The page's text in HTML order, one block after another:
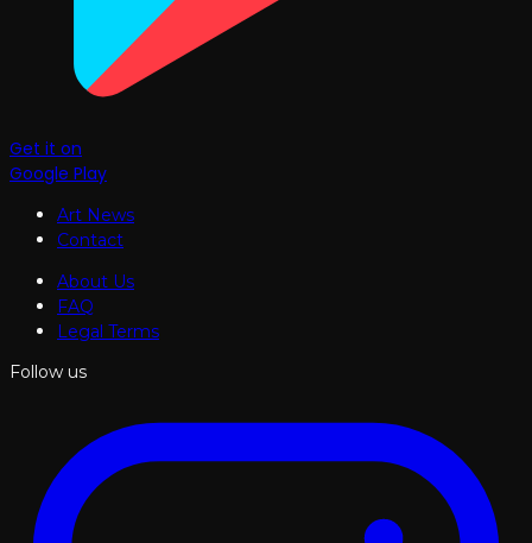
Get it on
Google Play
Art News
Contact
About Us
FAQ
Legal Terms
Follow us